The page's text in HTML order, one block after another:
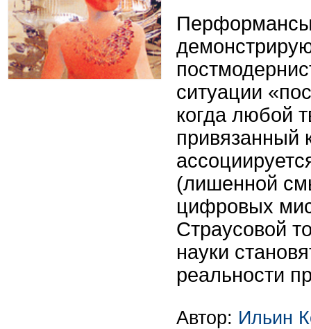
ситуации
когда любой
привязанный
(лишенной
цифровых
Страусовой
науки
реальности
Автор: Ильин